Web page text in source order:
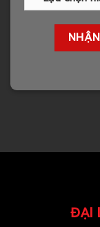
ĐẠI